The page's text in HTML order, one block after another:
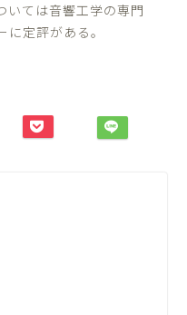
いては音響工学の専門
定評がある。